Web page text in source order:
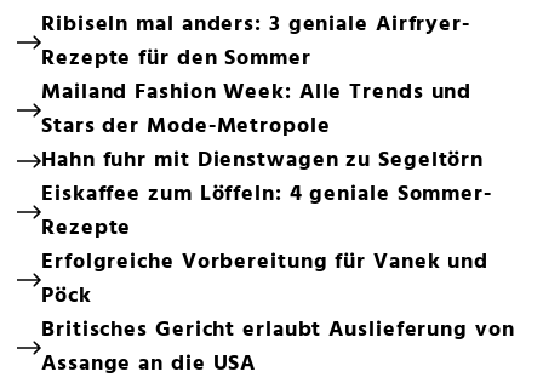
Ribiseln mal anders: 3 geniale Airfryer-
Rezepte für den Sommer
Mailand Fashion Week: Alle Trends und
Stars der Mode-Metropole
Hahn fuhr mit Dienstwagen zu Segeltörn
Eiskaffee zum Löffeln: 4 geniale Sommer-
Rezepte
Erfolgreiche Vorbereitung für Vanek und
Pöck
Britisches Gericht erlaubt Auslieferung von
Assange an die USA